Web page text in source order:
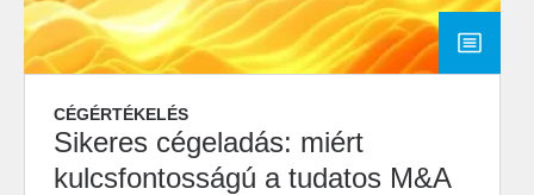
CÉGÉRTÉKELÉS
Sikeres cégeladás: miért
kulcsfontosságú a tudatos M&A